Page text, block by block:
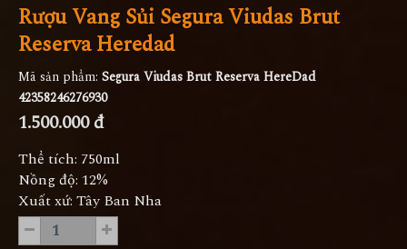
Rượu Vang Sủi Segura Viudas Brut
Reserva Heredad
Mã sản phẩm: Segura Viudas Brut Reserva HereDad
42358246276930
1.500.000 đ
Thể tích: 750ml
Nồng độ: 12%
Xuất xứ: Tây Ban Nha